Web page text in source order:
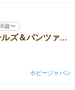
[タンクハンター ガールズ＆パンツァー エディション]
8歳〜
ホビージャパン